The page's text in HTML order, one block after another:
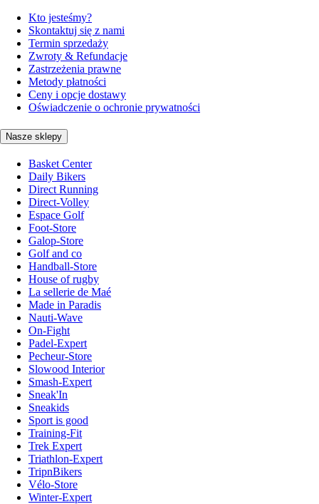
Kto jesteśmy?
Skontaktuj się z nami
Termin sprzedaży
Zwroty & Refundacje
Zastrzeżenia prawne
Metody płatności
Ceny i opcje dostawy
Oświadczenie o ochronie prywatności
Nasze sklepy
Basket Center
Daily Bikers
Direct Running
Direct-Volley
Espace Golf
Foot-Store
Galop-Store
Golf and co
Handball-Store
House of rugby
La sellerie de Maé
Made in Paradis
Nauti-Wave
On-Fight
Padel-Expert
Pecheur-Store
Slowood Interior
Smash-Expert
Sneak'In
Sneakids
Sport is good
Training-Fit
Trek Expert
Triathlon-Expert
TripnBikers
Vélo-Store
Winter-Expert